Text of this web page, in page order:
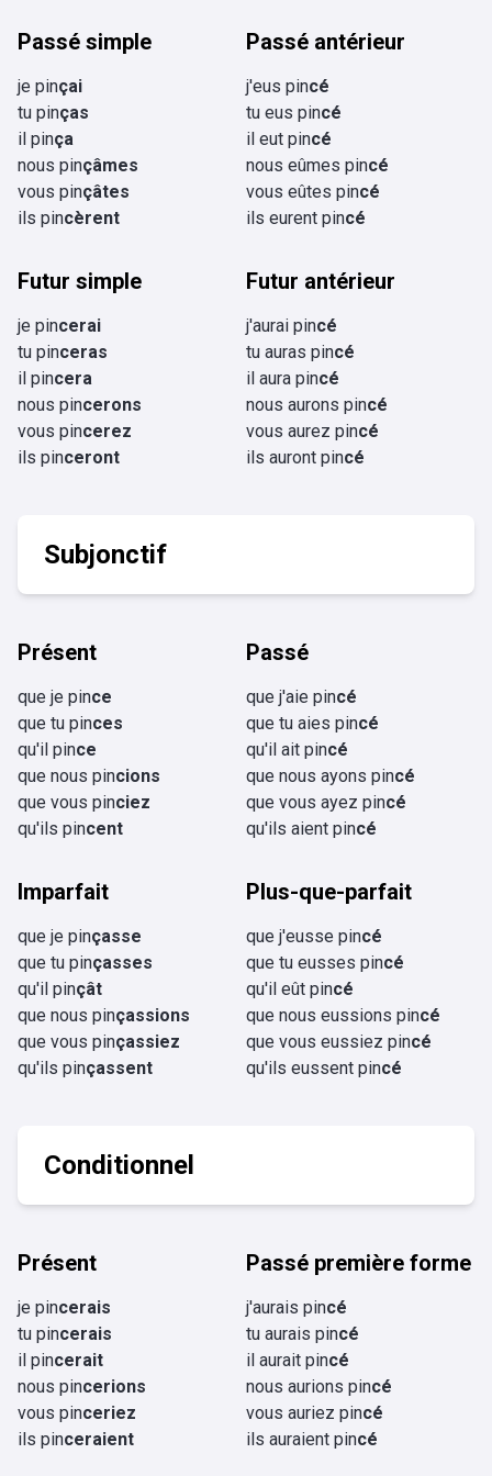
Passé simple
je pinçai
tu pinças
il pinça
nous pinçâmes
vous pinçâtes
ils pincèrent
Passé antérieur
j'eus pincé
tu eus pincé
il eut pincé
nous eûmes pincé
vous eûtes pincé
ils eurent pincé
Futur simple
je pincerai
tu pinceras
il pincera
nous pincerons
vous pincerez
ils pinceront
Futur antérieur
j'aurai pincé
tu auras pincé
il aura pincé
nous aurons pincé
vous aurez pincé
ils auront pincé
Subjonctif
Présent
que je pince
que tu pinces
qu'il pince
que nous pincions
que vous pinciez
qu'ils pincent
Passé
que j'aie pincé
que tu aies pincé
qu'il ait pincé
que nous ayons pincé
que vous ayez pincé
qu'ils aient pincé
Imparfait
que je pinçasse
que tu pinçasses
qu'il pinçât
que nous pinçassions
que vous pinçassiez
qu'ils pinçassent
Plus-que-parfait
que j'eusse pincé
que tu eusses pincé
qu'il eût pincé
que nous eussions pincé
que vous eussiez pincé
qu'ils eussent pincé
Conditionnel
Présent
je pincerais
tu pincerais
il pincerait
nous pincerions
vous pinceriez
ils pinceraient
Passé première forme
j'aurais pincé
tu aurais pincé
il aurait pincé
nous aurions pincé
vous auriez pincé
ils auraient pincé